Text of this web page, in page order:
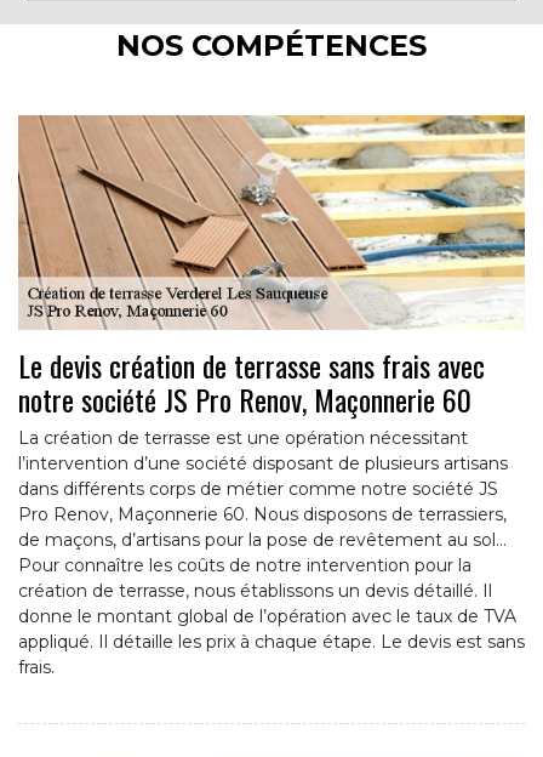
NOS COMPÉTENCES
Le devis création de terrasse sans frais avec
notre société JS Pro Renov, Maçonnerie 60
La création de terrasse est une opération nécessitant
l’intervention d’une société disposant de plusieurs artisans
dans différents corps de métier comme notre société JS
Pro Renov, Maçonnerie 60. Nous disposons de terrassiers,
de maçons, d’artisans pour la pose de revêtement au sol…
Pour connaître les coûts de notre intervention pour la
création de terrasse, nous établissons un devis détaillé. Il
donne le montant global de l’opération avec le taux de TVA
appliqué. Il détaille les prix à chaque étape. Le devis est sans
frais.